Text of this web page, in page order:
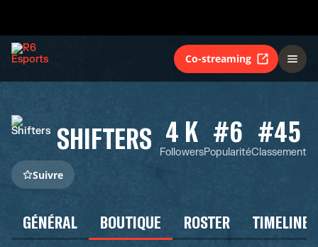
Co-streaming
SHIFTERS 4 K
Followers
#6
Popularité
#45
Classement
Suivre
GÉNÉRAL BOUTIQUE ROSTER TIMELINE